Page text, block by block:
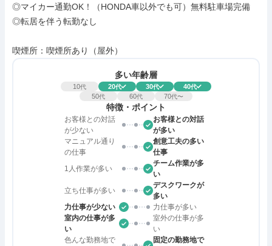
◎マイカー通勤OK！（HONDA車以外でも可）無料駐車場完備
◎転居を伴う転勤なし
喫煙所：喫煙所あり（屋外）
多い年齢層
10代 20代 30代 40代
50代 60代 70代〜
特徴・ポイント
お客様との対話
が少ない
お客様との対話
が多い
マニュアル通り
の仕事
創意工夫の多い
仕事
1人作業が多い
チーム作業が多
い
立ち仕事が多い
デスクワークが
多い
力仕事が少ない
力仕事が多い
室内の仕事が多
い
室外の仕事が多
い
色んな勤務地で
固定の勤務地で